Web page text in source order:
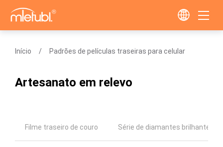
Início Padrões de películas traseiras para celular
Artesanato em relevo
Filme traseiro de couro Série de diamantes brilhantes